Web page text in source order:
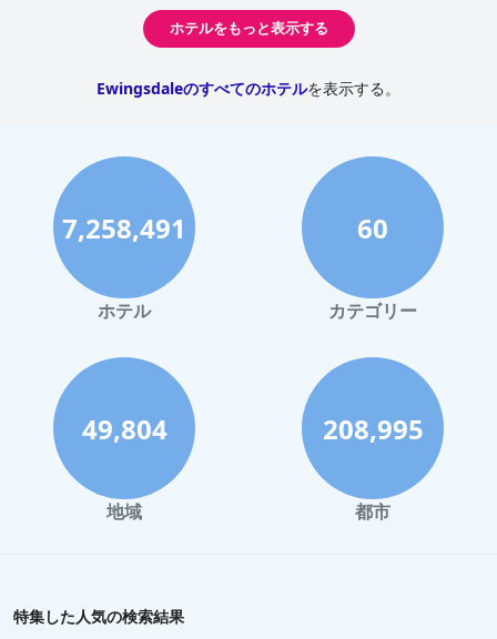
ホテルをもっと表示する
Ewingsdaleのすべてのホテルを表示する。
7,258,491
ホテル
60
カテゴリー
49,804
地域
208,995
都市
特集した人気の検索結果